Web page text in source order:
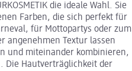
die ideale Wahl. Sie
Farben, die sich perfekt für
für Mottopartys oder zum
angenehmen Textur lassen
und miteinander kombinieren,
Die Hautverträglichkeit der